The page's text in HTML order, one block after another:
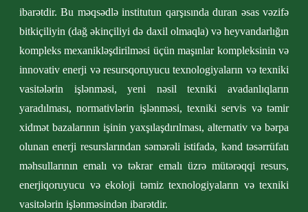
ibarətdir. Bu məqsədlə institutun qarşısında duran əsas vəzifə
bitkiçiliyin (dağ əkinçiliyi də daxil olmaqla) və heyvandarlığın
kompleks mexanikləşdirilməsi üçün maşınlar kompleksinin və
innovativ enerji və resursqoruyucu texnologiyaların və texniki
vasitələrin işlənməsi, yeni nəsil texniki avadanlıqların
yaradılması, normativlərin işlənməsi, texniki servis və təmir
xidmət bazalarının işinin yaxşılaşdırılması, alternativ və bərpa
olunan enerji resurslarından səmərəli istifadə, kənd təsərrüfatı
məhsullarının emalı və təkrar emalı üzrə mütərəqqi resurs,
enerjiqoruyucu və ekoloji təmiz texnologiyaların və texniki
vasitələrin işlənməsindən ibarətdir.